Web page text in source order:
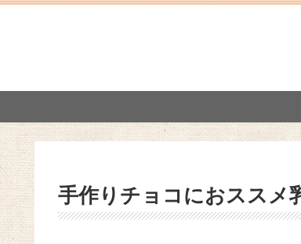
手作りチョコにおススメ